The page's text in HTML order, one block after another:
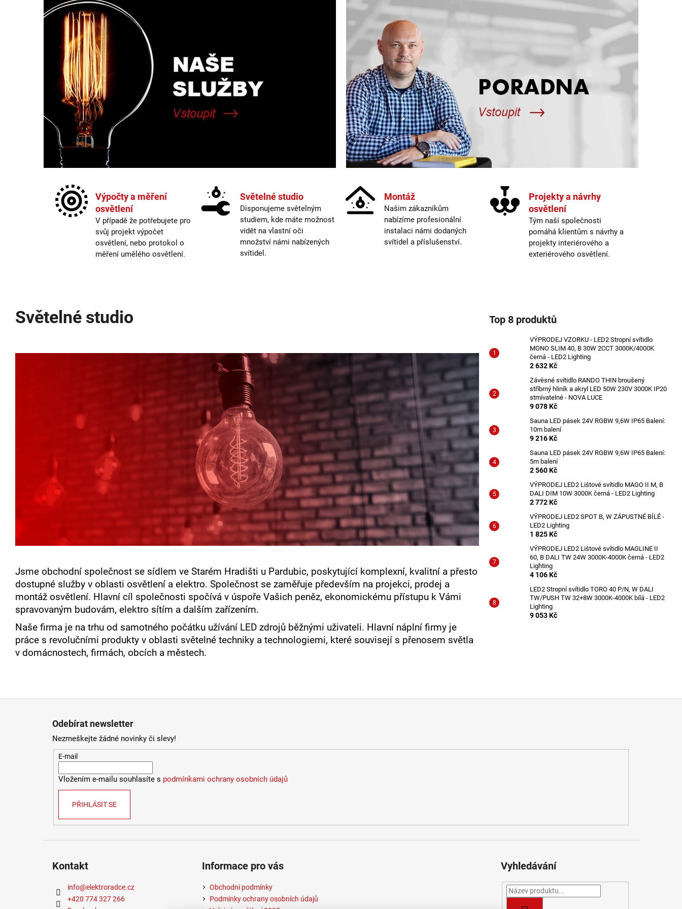
Výpočty a měření
osvětlení
V případě že potřebujete pro
svůj projekt výpočet
osvětlení, nebo protokol o
měření umělého osvětlení.
Světelné studio
Disponujeme světelným
studiem, kde máte možnost
vidět na vlastní oči
množství námi nabízených
svítidel.
Montáž
Našim zákazníkům
nabízíme profesionální
instalaci námi dodaných
svítidel a příslušenství.
Projekty a návrhy
osvětlení
Tým naší společnosti
pomáhá klientům s návrhy a
projekty interiérového a
exteriérového osvětlení.
Světelné studio
Jsme obchodní společnost se sídlem ve Starém Hradišti u Pardubic, poskytující komplexní, kvalitní a přesto
dostupné služby v oblasti osvětlení a elektro. Společnost se zaměřuje především na projekci, prodej a
montáž osvětlení. Hlavní cíl společnosti spočívá v úspoře Vašich peněz, ekonomickému přístupu k Vámi
spravovaným budovám, elektro sítím a dalším zařízením.
Naše firma je na trhu od samotného počátku užívání LED zdrojů běžnými uživateli. Hlavní náplní firmy je
práce s revolučními produkty v oblasti světelné techniky a technologiemi, které souvisejí s přenosem světla
v domácnostech, firmách, obcích a městech.
Top 8 produktů
VÝPRODEJ VZORKU - LED2 Stropní svítidlo
MONO SLIM 40, B 30W 2CCT 3000K/4000K
černá - LED2 Lighting
2 632 Kč
Závěsné svítidlo RANDO THIN broušený
stříbrný hliník a akryl LED 50W 230V 3000K IP20
stmívatelné - NOVA LUCE
9 078 Kč
Sauna LED pásek 24V RGBW 9,6W IP65 Balení:
10m balení
9 216 Kč
Sauna LED pásek 24V RGBW 9,6W IP65 Balení:
5m balení
2 560 Kč
VÝPRODEJ LED2 Lištové svítidlo MAGO II M, B
DALI DIM 10W 3000K černá - LED2 Lighting
2 772 Kč
VÝPRODEJ LED2 SPOT B, W ZÁPUSTNÉ BÍLÉ -
LED2 Lighting
1 825 Kč
VÝPRODEJ LED2 Lištové svítidlo MAGLINE II
60, B DALI TW 24W 3000K-4000K černá - LED2
Lighting
4 106 Kč
LED2 Stropní svítidlo TORO 40 P/N, W DALI
TW/PUSH TW 32+8W 3000K-4000K bílá - LED2
Lighting
9 053 Kč
Odebírat newsletter
Nezmeškejte žádné novinky či slevy!
E-mail
Vložením e-mailu souhlasíte s podmínkami ochrany osobních údajů
PŘIHLÁSIT SE
Kontakt
info@elektroradce.cz
+420 774 327 266
Informace pro vás
Obchodní podmínky
Podmínky ochrany osobních údajů
Vyhledávání